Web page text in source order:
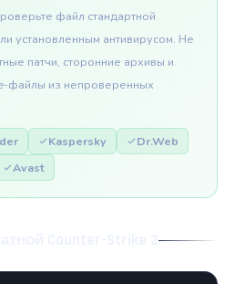
файл стандартной
установленным антивирусом. Не
патчи, сторонние архивы и
файлы из непроверенных
Kaspersky
Dr.Web
Avast